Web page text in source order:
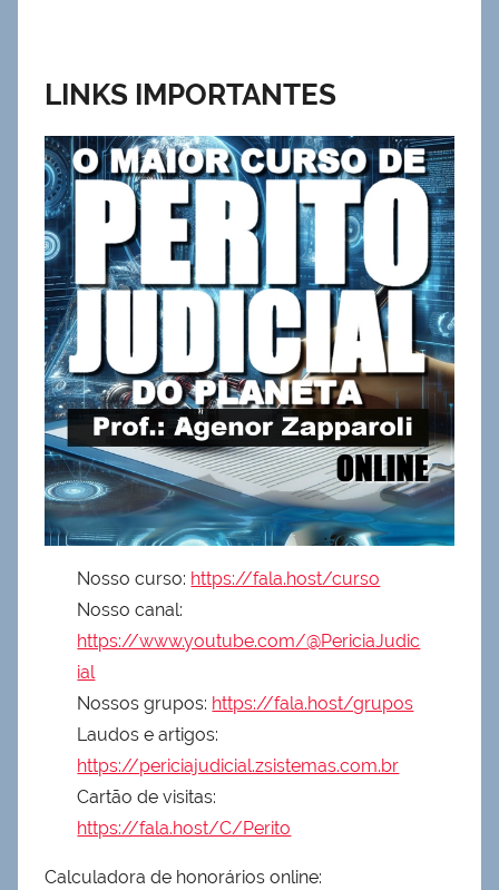
LINKS IMPORTANTES
Nosso curso: https://fala.host/curso
Nosso canal:
https://www.youtube.com/@PericiaJudic
ial
Nossos grupos: https://fala.host/grupos
Laudos e artigos:
https://periciajudicial.zsistemas.com.br
Cartão de visitas:
https://fala.host/C/Perito
Calculadora de honorários online: